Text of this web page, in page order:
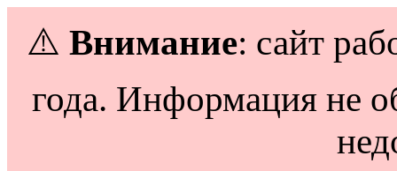
⚠️ Внимание: сайт
года. Информация не